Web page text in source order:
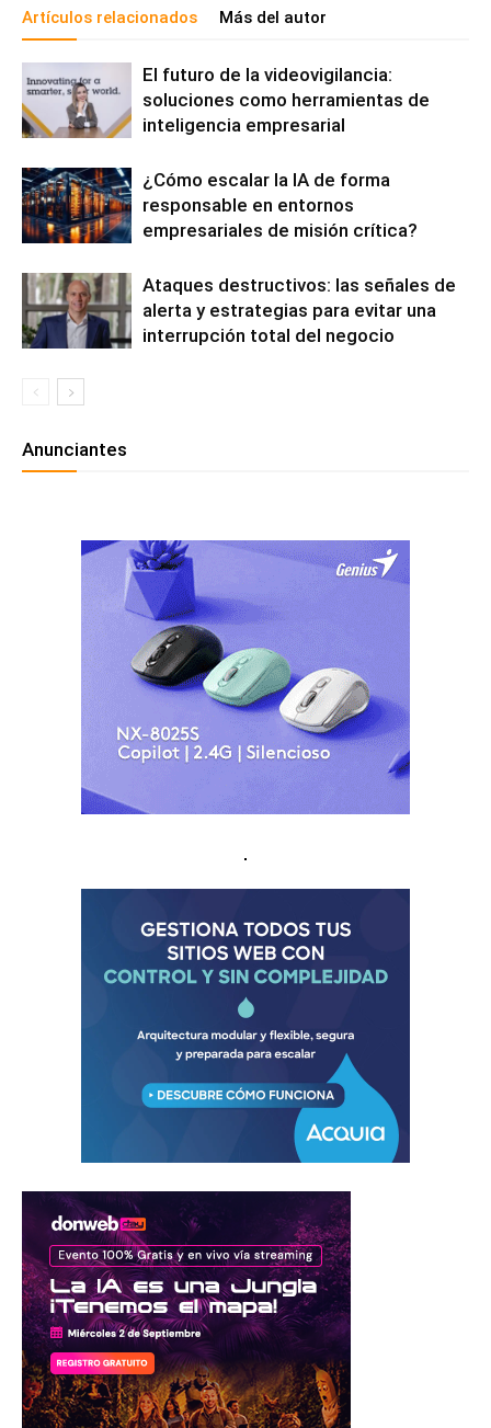
Artículos relacionados Más del autor
El futuro de la videovigilancia:
soluciones como herramientas de
inteligencia empresarial
¿Cómo escalar la IA de forma
responsable en entornos
empresariales de misión crítica?
Ataques destructivos: las señales de
alerta y estrategias para evitar una
interrupción total del negocio
Anunciantes